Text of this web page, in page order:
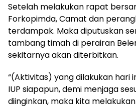
Setelah melakukan rapat
Forkopimda, Camat dan
terdampak. Maka diputuskan
tambang timah di perairan
sekitarnya akan diterbitkan.
“(Aktivitas) yang dilakukan hari
IUP siapapun, demi menjaga
diinginkan, maka kita